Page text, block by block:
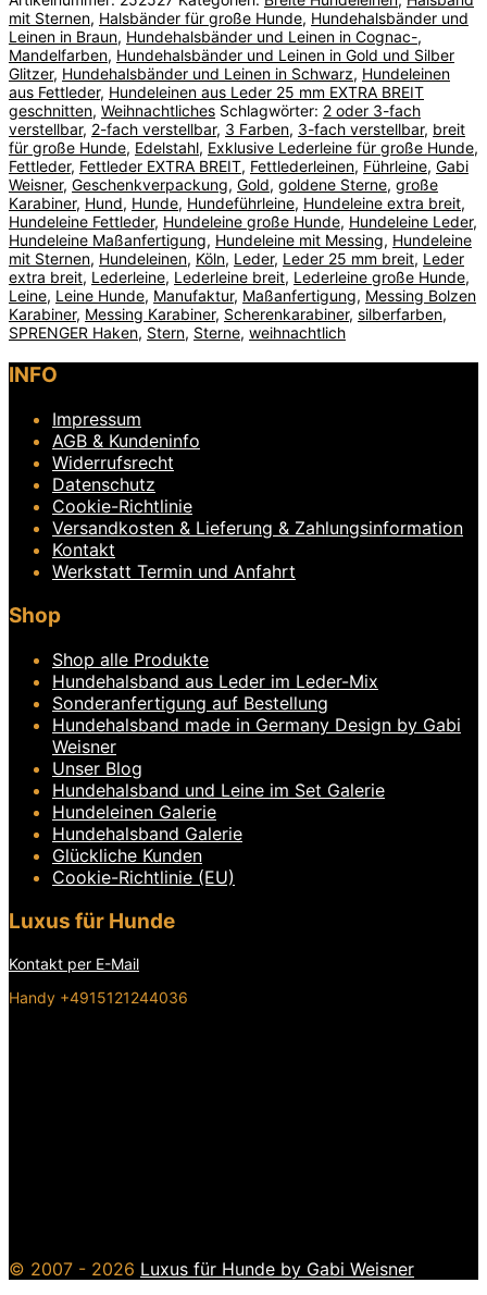
mit Sternen, Halsbänder für große Hunde, Hundehalsbänder und
Leinen in Braun, Hundehalsbänder und Leinen in Cognac-,
Mandelfarben, Hundehalsbänder und Leinen in Gold und Silber
Glitzer, Hundehalsbänder und Leinen in Schwarz, Hundeleinen
aus Fettleder, Hundeleinen aus Leder 25 mm EXTRA BREIT
geschnitten, Weihnachtliches Schlagwörter: 2 oder 3-fach
verstellbar, 2-fach verstellbar, 3 Farben, 3-fach verstellbar, breit
für große Hunde, Edelstahl, Exklusive Lederleine für große Hunde,
Fettleder, Fettleder EXTRA BREIT, Fettlederleinen, Führleine, Gabi
Weisner, Geschenkverpackung, Gold, goldene Sterne, große
Karabiner, Hund, Hunde, Hundeführleine, Hundeleine extra breit,
Hundeleine Fettleder, Hundeleine große Hunde, Hundeleine Leder,
Hundeleine Maßanfertigung, Hundeleine mit Messing, Hundeleine
mit Sternen, Hundeleinen, Köln, Leder, Leder 25 mm breit, Leder
extra breit, Lederleine, Lederleine breit, Lederleine große Hunde,
Leine, Leine Hunde, Manufaktur, Maßanfertigung, Messing Bolzen
Karabiner, Messing Karabiner, Scherenkarabiner, silberfarben,
SPRENGER Haken, Stern, Sterne, weihnachtlich
INFO
Impressum
AGB & Kundeninfo
Widerrufsrecht
Datenschutz
Cookie-Richtlinie
Versandkosten & Lieferung & Zahlungsinformation
Kontakt
Werkstatt Termin und Anfahrt
Shop
Shop alle Produkte
Hundehalsband aus Leder im Leder-Mix
Sonderanfertigung auf Bestellung
Hundehalsband made in Germany Design by Gabi
Weisner
Unser Blog
Hundehalsband und Leine im Set Galerie
Hundeleinen Galerie
Hundehalsband Galerie
Glückliche Kunden
Cookie-Richtlinie (EU)
Luxus für Hunde
Kontakt per E-Mail
Handy +4915121244036
© 2007 - 2026 Luxus für Hunde by Gabi Weisner